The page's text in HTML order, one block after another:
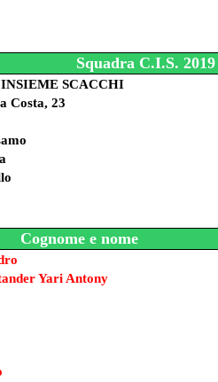
Squadra C.I.S.
INSIEME SCACCHI
Costa, 23
Cognome e nome
Yari Antony